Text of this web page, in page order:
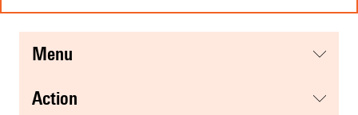
menu
action